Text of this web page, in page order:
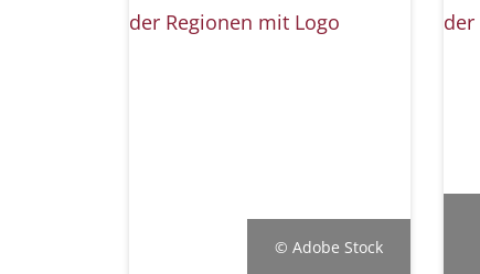
© Adobe Stock